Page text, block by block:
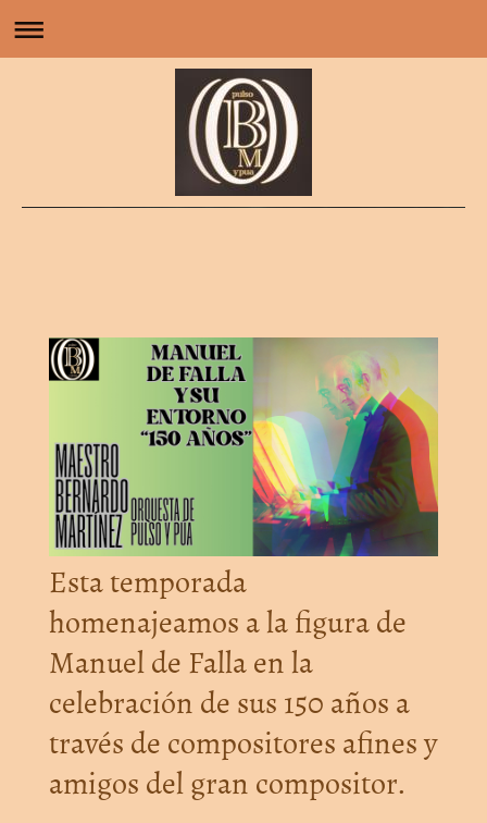
Esta temporada
homenajeamos a la figura de
Manuel de Falla en la
celebración de sus 150 años a
través de compositores afines y
amigos del gran compositor.